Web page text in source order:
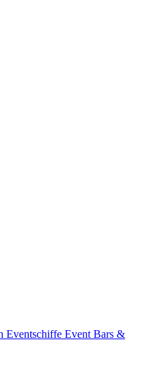
Eventschiffe Event Bars &